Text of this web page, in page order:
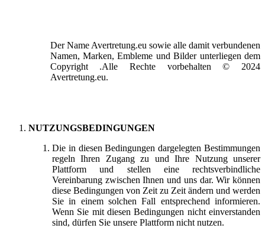
Der Name Avertretung.eu sowie alle damit verbundenen
Namen, Marken, Embleme und Bilder unterliegen dem
Copyright.Alle Rechte vorbehalten © 2024
Avertretung.eu.
NUTZUNGSBEDINGUNGEN
Die in diesen Bedingungen dargelegten Bestimmungen
regeln Ihren Zugang zu und Ihre Nutzung unserer
Plattform und stellen eine rechtsverbindliche
Vereinbarung zwischen Ihnen und uns dar. Wir können
diese Bedingungen von Zeit zu Zeit ändern und werden
Sie in einem solchen Fall entsprechend informieren.
Wenn Sie mit diesen Bedingungen nicht einverstanden
sind, dürfen Sie unsere Plattform nicht nutzen.